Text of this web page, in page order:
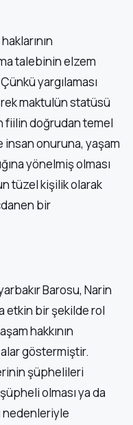
talebinin elzem
yargılaması
maktulün statüsü
fiilin doğrudan temel
onuruna, yaşam
yönelmiş olması
tüzel kişilik olarak
bir
Barosu, Narin
etkin bir şekilde rol
hakkının
göstermiştir.
şüphelileri
olması ya da
nedenleriyle